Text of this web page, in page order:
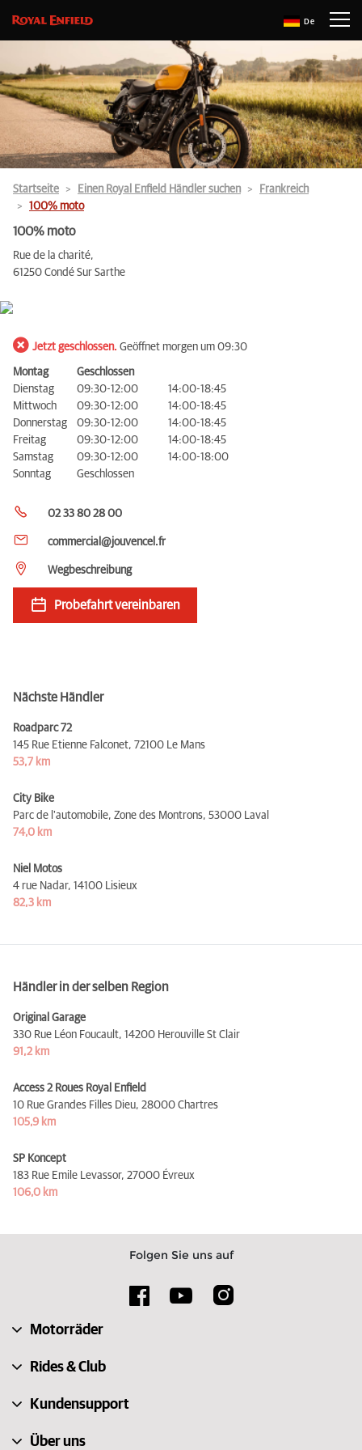
De
Startseite Einen Royal Enfield Händler suchen
Frankreich
100% moto
100% moto
Rue de la charité,
61250 Condé Sur Sarthe
Jetzt geschlossen. Geöffnet morgen um 09:30
Montag
Geschlossen
Dienstag
09:30-12:00
14:00-18:45
Mittwoch
09:30-12:00
14:00-18:45
Donnerstag
09:30-12:00
14:00-18:45
Freitag
09:30-12:00
14:00-18:45
Samstag
09:30-12:00
14:00-18:00
Sonntag
Geschlossen
02 33 80 28 00
commercial@jouvencel.fr
Wegbeschreibung
Probefahrt vereinbaren
Nächste Händler
Roadparc 72
145 Rue Etienne Falconet, 72100 Le Mans
53,7 km
City Bike
Parc de l'automobile, Zone des Montrons, 53000 Laval
74,0 km
Niel Motos
4 rue Nadar, 14100 Lisieux
82,3 km
Händler in der selben Region
Original Garage
330 Rue Léon Foucault, 14200 Herouville St Clair
91,2 km
Access 2 Roues Royal Enfield
10 Rue Grandes Filles Dieu, 28000 Chartres
105,9 km
SP Koncept
183 Rue Emile Levassor, 27000 Évreux
106,0 km
Folgen Sie uns auf
Motorräder
Rides & Club
Kundensupport
Über uns